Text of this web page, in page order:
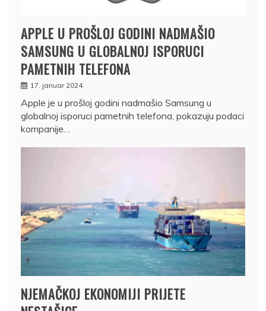
APPLE U PROŠLOJ GODINI NADMAŠIO
SAMSUNG U GLOBALNOJ ISPORUCI
PAMETNIH TELEFONA
17. januar 2024.
Apple je u prošloj godini nadmašio Samsung u
globalnoj isporuci pametnih telefona, pokazuju podaci
kompanije…
NJEMAČKOJ EKONOMIJI PRIJETE